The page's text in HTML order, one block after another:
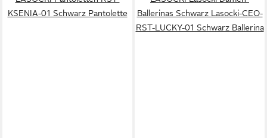
KSENIA-01 Schwarz Pantolette
Ballerinas Schwarz Lasocki-CEO-
RST-LUCKY-01 Schwarz Ballerina